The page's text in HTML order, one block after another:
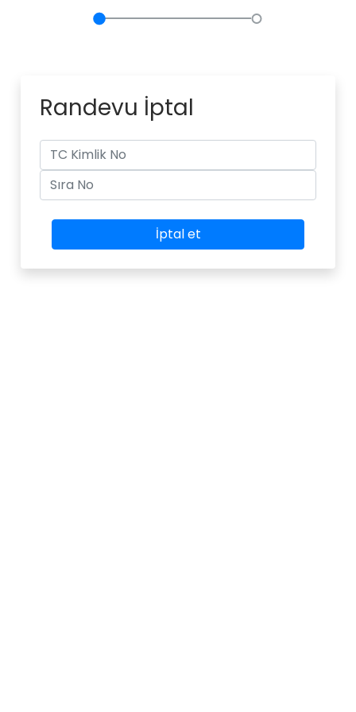
Randevu İptal
İptal et